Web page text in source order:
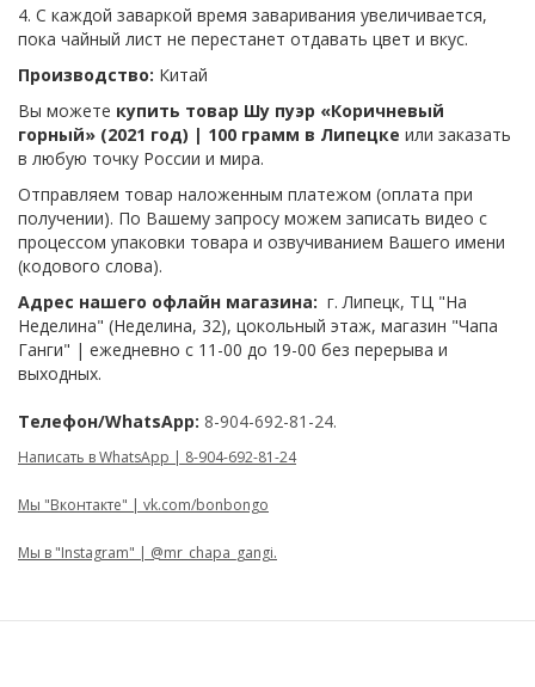
4. С каждой заваркой время заваривания увеличивается,
пока чайный лист не перестанет отдавать цвет и вкус.
Производство: Китай
Вы можете купить товар Шу пуэр «Коричневый
горный» (2021 год) | 100 грамм в Липецке или заказать
в любую точку России и мира.
Отправляем товар наложенным платежом (оплата при
получении). По Вашему запросу можем записать видео с
процессом упаковки товара и озвучиванием Вашего имени
(кодового слова).
Адрес нашего офлайн магазина: г. Липецк, ТЦ "На
Неделина" (Неделина, 32), цокольный этаж, магазин "Чапа
Ганги" | ежедневно с 11-00 до 19-00 без перерыва и
выходных.
Телефон/WhatsApp: 8-904-692-81-24.
Написать в WhatsApp | 8-904-692-81-24
Мы "Вконтакте" | vk.com/bonbongo
Мы в "Instagram" | @mr_chapa_gangi.